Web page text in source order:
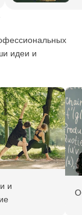
идеи и
и